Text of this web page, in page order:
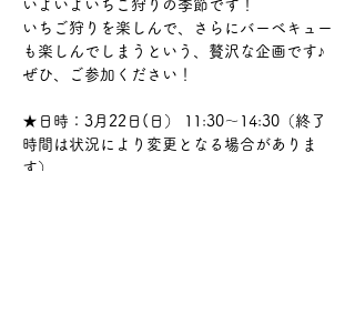
いよいよいちご狩りの季節です！
いちご狩りを楽しんで、さらにバーベキュー
も楽しんでしまうという、贅沢な企画です♪
ぜひ、ご参加ください！
★日時：3月22日(日） 11:30～14:30（終了
時間は状況により変更となる場合がありま
す）